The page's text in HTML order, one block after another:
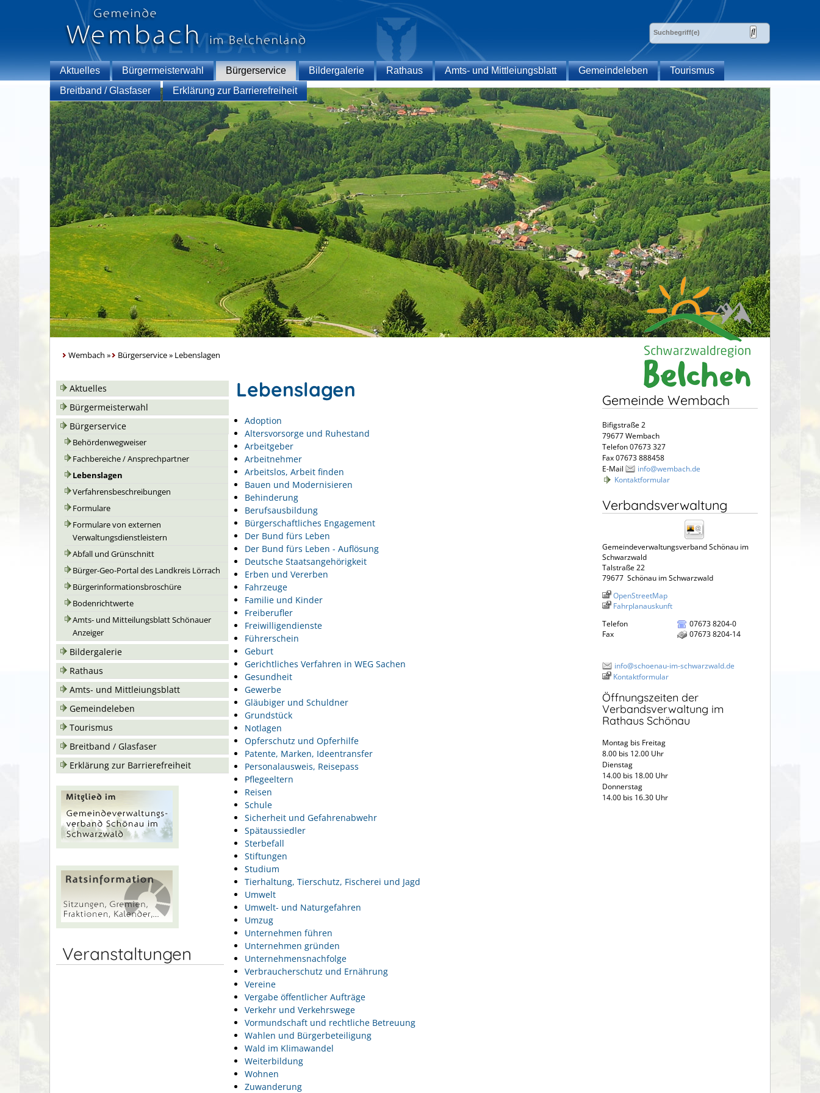
Aktuelles Bürgermeisterwahl Bürgerservice Bildergalerie Rathaus Amts- und Mittleiungsblatt Gemeindeleben
Tourismus
Breitband / Glasfaser
Erklärung zur Barrierefreiheit
Wembach » Bürgerservice» Lebenslagen
Aktuelles
Bürgermeisterwahl
Bürgerservice
Behördenwegweiser
Fachbereiche / Ansprechpartner
Lebenslagen
Verfahrensbeschreibungen
Formulare
Formulare von externen
Verwaltungsdienstleistern
Abfall und Grünschnitt
Bürger-Geo-Portal des Landkreis Lörrach
Bürgerinformationsbroschüre
Bodenrichtwerte
Amts- und Mitteilungsblatt Schönauer
Anzeiger
Bildergalerie
Rathaus
Amts- und Mittleiungsblatt
Gemeindeleben
Tourismus
Breitband / Glasfaser
Erklärung zur Barrierefreiheit
Veranstaltungen
Lebenslagen
Adoption
Altersvorsorge und Ruhestand
Arbeitgeber
Arbeitnehmer
Arbeitslos, Arbeit finden
Bauen und Modernisieren
Behinderung
Berufsausbildung
Bürgerschaftliches Engagement
Der Bund fürs Leben
Der Bund fürs Leben - Auflösung
Deutsche Staatsangehörigkeit
Erben und Vererben
Fahrzeuge
Familie und Kinder
Freiberufler
Freiwilligendienste
Führerschein
Geburt
Gerichtliches Verfahren in WEG Sachen
Gesundheit
Gewerbe
Gläubiger und Schuldner
Grundstück
Notlagen
Opferschutz und Opferhilfe
Patente, Marken, Ideentransfer
Personalausweis, Reisepass
Pflegeeltern
Reisen
Schule
Sicherheit und Gefahrenabwehr
Spätaussiedler
Sterbefall
Stiftungen
Studium
Tierhaltung, Tierschutz, Fischerei und Jagd
Umwelt
Umwelt- und Naturgefahren
Umzug
Unternehmen führen
Unternehmen gründen
Unternehmensnachfolge
Verbraucherschutz und Ernährung
Vereine
Vergabe öffentlicher Aufträge
Verkehr und Verkehrswege
Vormundschaft und rechtliche Betreuung
Wahlen und Bürgerbeteiligung
Wald im Klimawandel
Weiterbildung
Wohnen
Zuwanderung
Gemeinde Wembach
Bifigstraße 2
79677 Wembach
Telefon 07673 327
Fax 07673 888458
E-Mail
info@wembach.de
Kontaktformular
Verbandsverwaltung
Gemeindeverwaltungsverband Schönau im
Schwarzwald
Talstraße 22
79677 Schönau im Schwarzwald
OpenStreetMap
Fahrplanauskunft
Telefon
07673 8204-0
Fax
07673 8204-14
info@schoenau-im-schwarzwald.de
Kontaktformular
Öffnungszeiten der
Verbandsverwaltung im
Rathaus Schönau
Montag bis Freitag
8.00 bis 12.00 Uhr
Dienstag
14.00 bis 18.00 Uhr
Donnerstag
14.00 bis 16.30 Uhr